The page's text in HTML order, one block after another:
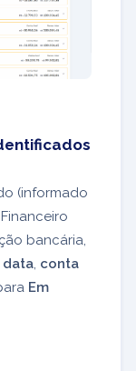
(informado
bancária,
data, conta
Em